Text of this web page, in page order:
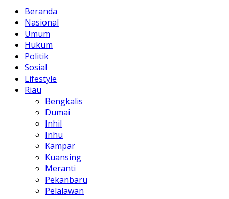
Beranda
Nasional
Umum
Hukum
Politik
Sosial
Lifestyle
Riau
Bengkalis
Dumai
Inhil
Inhu
Kampar
Kuansing
Meranti
Pekanbaru
Pelalawan